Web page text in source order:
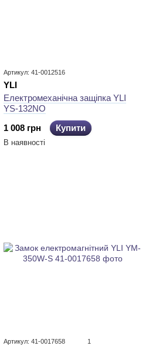
Артикул: 41-0012516
YLI
Електромеханічна защіпка YLI
YS-132NO
1 008 грн
Купити
В наявності
Артикул: 41-0017658 1